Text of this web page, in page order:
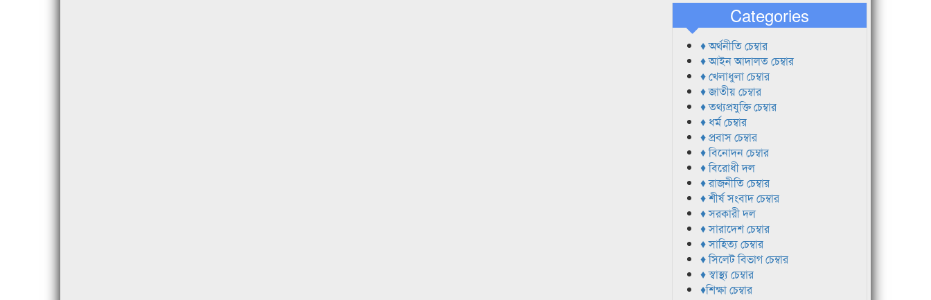
Categories
♦ অর্থনীতি চেম্বার
♦ আইন আদালত চেম্বার
♦ খেলাধুলা চেম্বার
♦ জাতীয় চেম্বার
♦ তথ্যপ্রযুক্তি চেম্বার
♦ ধর্ম চেম্বার
♦ প্রবাস চেম্বার
♦ বিনোদন চেম্বার
♦ বিরোধী দল
♦ রাজনীতি চেম্বার
♦ শীর্ষ সংবাদ চেম্বার
♦ সরকারী দল
♦ সারাদেশ চেম্বার
♦ সাহিত্য চেম্বার
♦ সিলেট বিভাগ চেম্বার
♦ স্বাস্থ্য চেম্বার
♦শিক্ষা চেম্বার